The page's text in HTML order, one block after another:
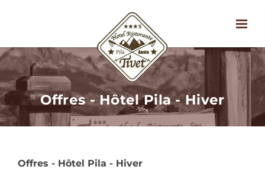
Offres - Hôtel Pila - Hiver
Offres - Hôtel Pila - Hiver